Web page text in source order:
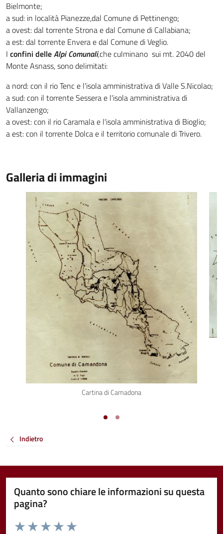
Bielmonte;
a sud: in località Pianezze,dal Comune di Pettinengo;
a ovest: dal torrente Strona e dal Comune di Callabiana;
a est: dal torrente Envera e dal Comune di Veglio.
I confini delleAlpi Comunali,che culminano sui mt. 2040 del
Monte Asnass, sono delimitati:
a nord: con il rio Tenc e l'isola amministrativa di Valle S.Nicolao;
a sud: con il torrente Sessera e l'isola amministrativa di
Vallanzengo;
a ovest: con il rio Caramala e l'isola amministrativa di Bioglio;
a est: con il torrente Dolca e il territorio comunale di Trivero.
Galleria di immagini
Cartina di Camadona
Indietro
Quanto sono chiare le informazioni su questa
pagina?
Valuta da 1 a 5 stelle la pagina